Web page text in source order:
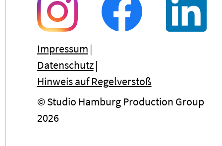
Impressum
Datenschutz
Hinweis auf Regelverstoß
© Studio Hamburg Production Group
2026